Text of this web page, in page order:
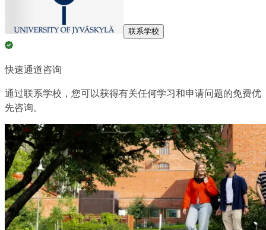
联系学校
快速通道咨询
通过联系学校，您可以获得有关任何学习和申请问题的免费优
先咨询。